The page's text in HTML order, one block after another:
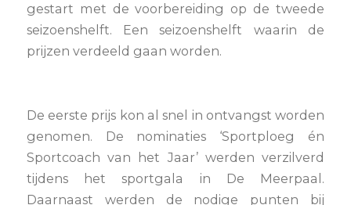
gestart met de voorbereiding op de tweede
seizoenshelft. Een seizoenshelft waarin de
prijzen verdeeld gaan worden.
De eerste prijs kon al snel in ontvangst worden
genomen. De nominaties ‘Sportploeg én
Sportcoach van het Jaar’ werden verzilverd
tijdens het sportgala in De Meerpaal.
Daarnaast werden de nodige punten bij